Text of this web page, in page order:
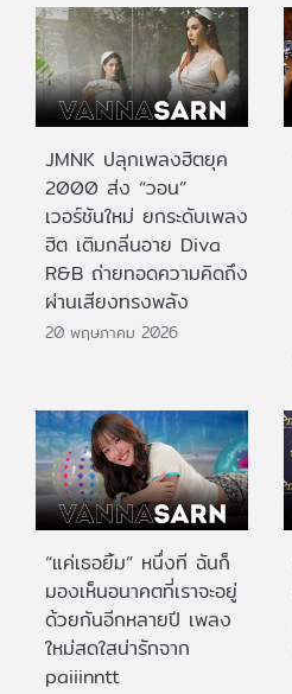
JMNK ปลุกเพลงฮิตยุค
2000 ส่ง “วอน”
เวอร์ชันใหม่ ยกระดับเพลง
ฮิต เติมกลิ่นอาย Diva
R&B ถ่ายทอดความคิดถึง
ผ่านเสียงทรงพลัง
20 พฤษภาคม 2026
“แค่เธอยิ้ม” หนึ่งที ฉันก็
มองเห็นอนาคตที่เราจะอยู่
ด้วยกันอีกหลายปี เพลง
ใหม่สดใสน่ารักจาก
paiiinntt